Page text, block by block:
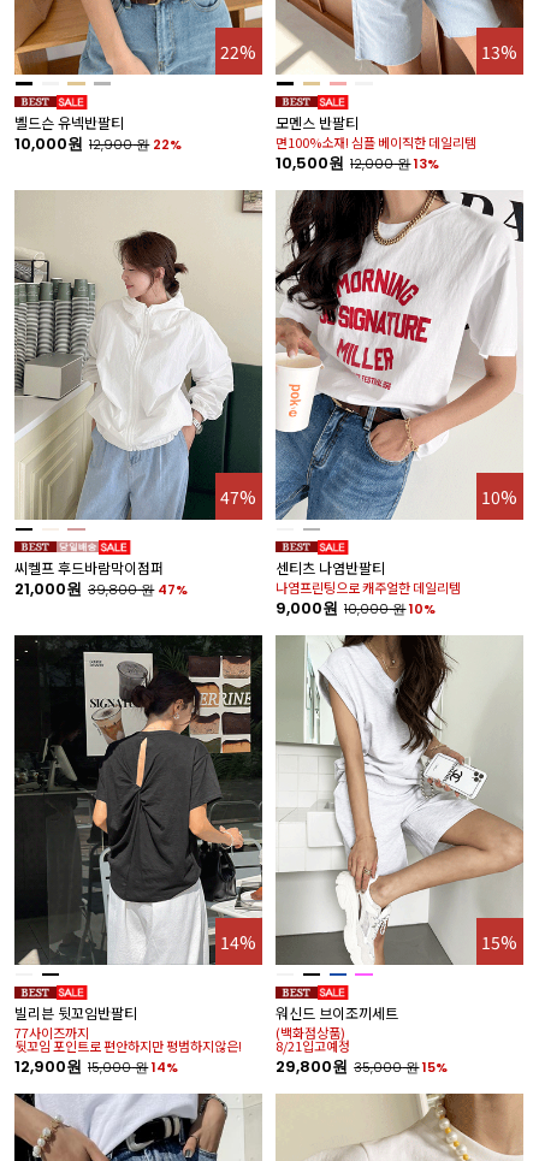
22%
벨드슨 유넥반팔티
10,000원 12,900원 22%
13%
모멘스 반팔티
면100%소재! 심플 베이직한 데일리템
10,500원 12,000원13%
47%
씨켈프 후드바람막이점퍼
21,000원 39,800원 47%
10%
센티츠 나염반팔티
나염프린팅으로 캐주얼한 데일리템
9,000원 10,000원10%
14%
빌리븐 뒷꼬임반팔티
77사이즈까지
뒷꼬임 포인트로 편안하지만 평범하지않은!
12,900원 15,000원14%
15%
워신드 브이조끼세트
(백화점상품)
8/21입고예정
29,800원 35,000원15%